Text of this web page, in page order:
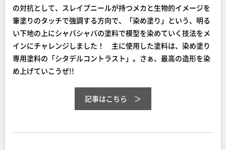
の対抗として、スレイプニールが持つメカと生物的イメージを
筆塗りのタッチで強調する方向で、「染め塗り」という、明る
い下地の上にシャバシャバの塗料で模型を染めていく技法をメ
インにチャレンジしました！ 主に使用した塗料は、染め塗り
専用塗料の「シタデルコントラスト」。さぁ、最高の造形を染
め上げていこうぜ!!
記事はこちら